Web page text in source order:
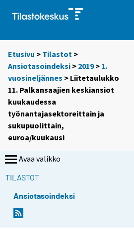
Etusivu > Tilastot >
Ansiotasoindeksi > 2019> 1.
vuosineljännes > Liitetaulukko
11. Palkansaajien keskiansiot
kuukaudessa
työnantajasektoreittain ja
sukupuolittain,
euroa/kuukausi
Avaa valikko
TILASTOT
Ansiotasoindeksi